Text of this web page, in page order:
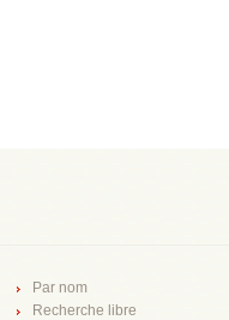
Par nom
Recherche libre